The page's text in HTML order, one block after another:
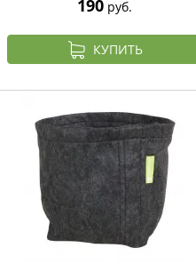
190 руб.
КУПИТЬ